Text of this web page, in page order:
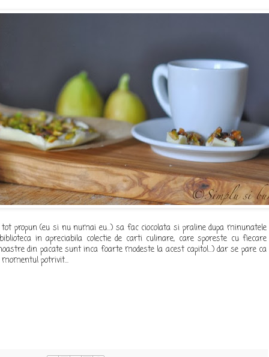
propun (eu si nu numai eu...) sa fac ciocolata si praline dupa minunatele
in apreciabila colectie de carti culinare, care sporeste cu fiecare
din pacate sunt inca foarte modeste la acest capitol...) dar se pare ca
potrivit...